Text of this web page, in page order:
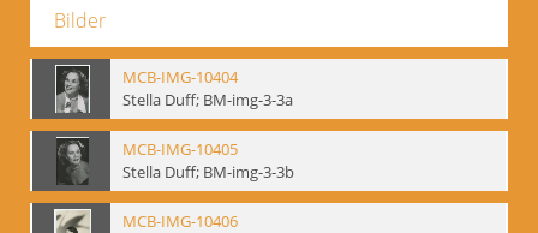
Bilder
MCB-IMG-10404
Stella Duff; BM-img-3-3a
MCB-IMG-10405
Stella Duff; BM-img-3-3b
MCB-IMG-10406